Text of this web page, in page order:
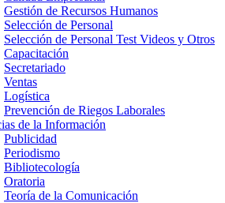
Gestión de Recursos Humanos
Selección de Personal
Selección de Personal Test Videos y Otros
Capacitación
Secretariado
Ventas
Logística
Prevención de Riegos Laborales
de la Información
Publicidad
Periodismo
Bibliotecología
Oratoria
Teoría de la Comunicación